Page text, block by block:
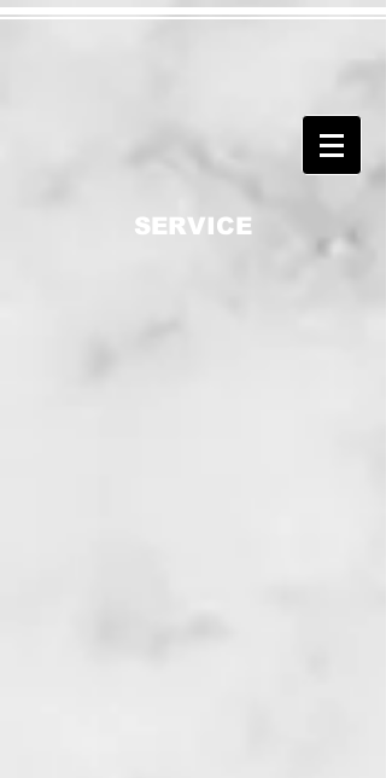
SERVICE